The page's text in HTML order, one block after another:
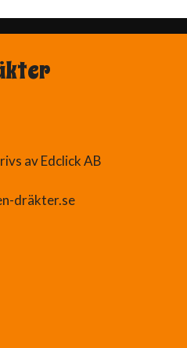
av Edclick AB
dräkter.se